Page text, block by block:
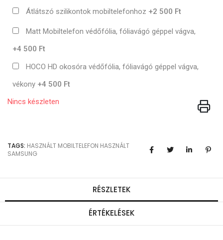
Átlátszó szilikontok mobiltelefonhoz +2 500 Ft
Matt Mobiltelefon védőfólia, fóliavágó géppel vágva,
+4 500 Ft
HOCO HD okosóra védőfólia, fóliavágó géppel vágva,
vékony +4 500 Ft
Nincs készleten
TAGS: HASZNÁLT MOBILTELEFON HASZNÁLT
SAMSUNG
RÉSZLETEK
ÉRTÉKELÉSEK